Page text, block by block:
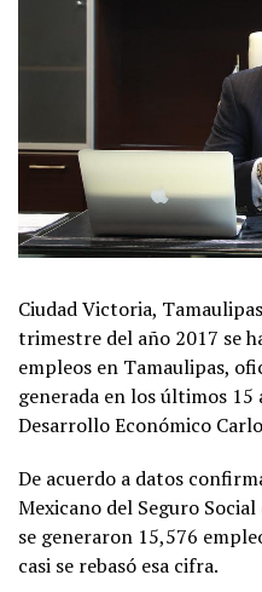
Ciudad Victoria,
trimestre del año 2017 se
empleos en Tamaulipas,
generada en los últimos
Desarrollo Económico
De acuerdo a datos
Mexicano del Seguro
se generaron 15,576
casi se rebasó esa cifra.